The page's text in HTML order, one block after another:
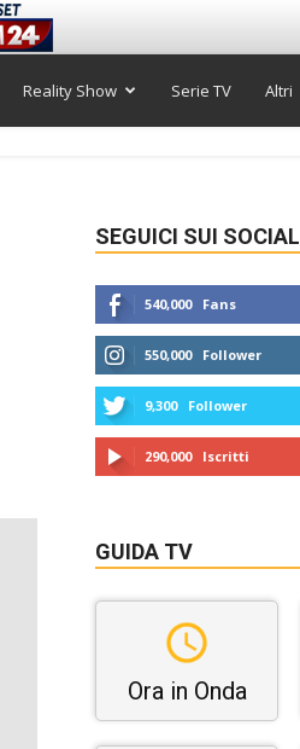
Reality Show Serie TV Altri
SEGUICI SUI SOCIAL
540,000 Fans
550,000 Follower
9,300 Follower
290,000 Iscritti
GUIDA TV
Ora in Onda